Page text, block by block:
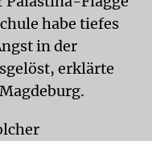
habe tiefes
in der
erklärte